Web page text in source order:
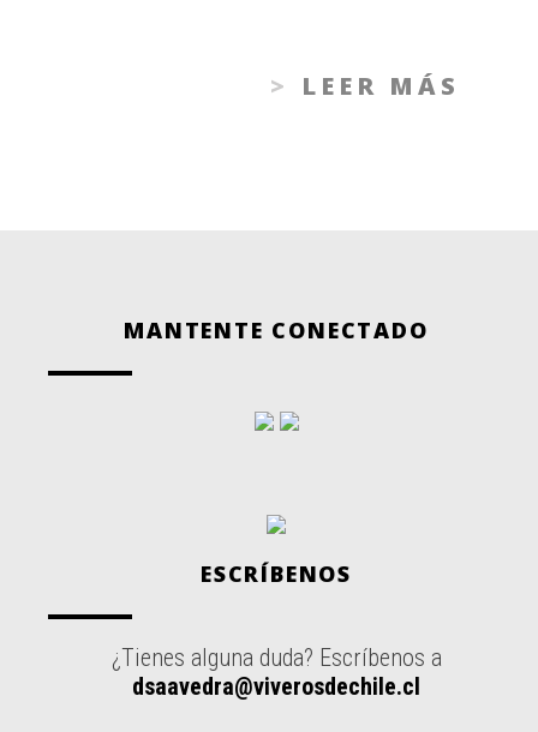
LEER MÁS
MANTENTE CONECTADO
ESCRÍBENOS
¿Tienes alguna duda? Escríbenos a
dsaavedra@viverosdechile.cl